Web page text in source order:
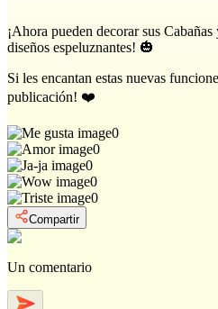
¡Ahora pueden decorar sus
diseños espeluznantes! 🎃
Si les encantan estas nuevas
publicación! ❤️
0
0
0
0
0
Compartir
Un comentario